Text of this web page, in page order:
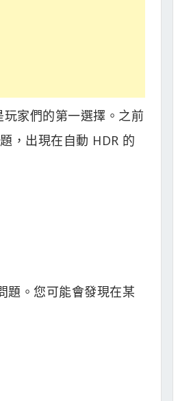
家們的第一選擇。之前
，出現在自動 HDR 的
題。您可能會發現在某